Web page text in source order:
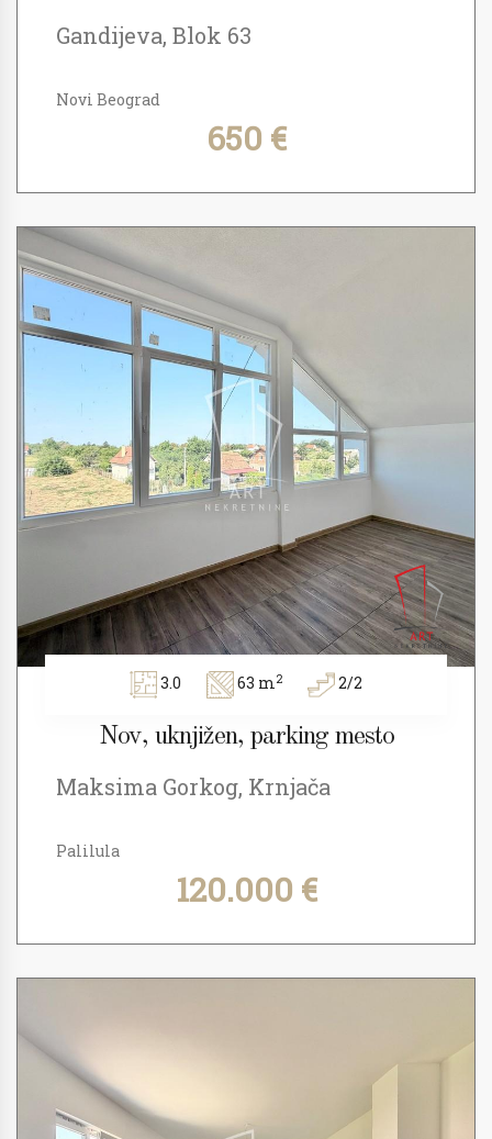
Gandijeva, Blok 63
Novi Beograd
650 €
3.0 63 m2 2/2
Nov, uknjižen, parking mesto
Maksima Gorkog, Krnjača
Palilula
120.000 €